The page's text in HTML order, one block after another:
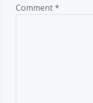
Comment*